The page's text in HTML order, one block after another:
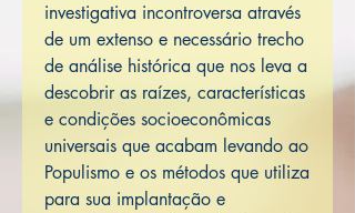
investigativa incontroversa através
de um extenso e necessário trecho
de análise histórica que nos leva a
descobrir as raízes, características
e condições socioeconômicas
universais que acabam levando ao
Populismo e os métodos que utiliza
para sua implantação e